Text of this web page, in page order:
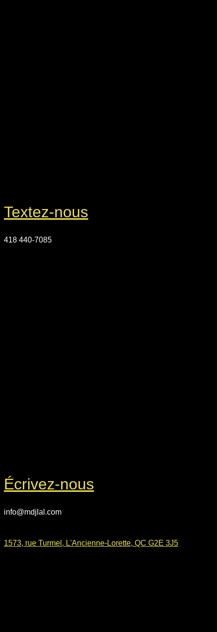
Textez-nous
418 440-7085
Écrivez-nous
info@mdjlal.com
1573, rue Turmel, L'Ancienne-Lorette, QC G2E 3J5